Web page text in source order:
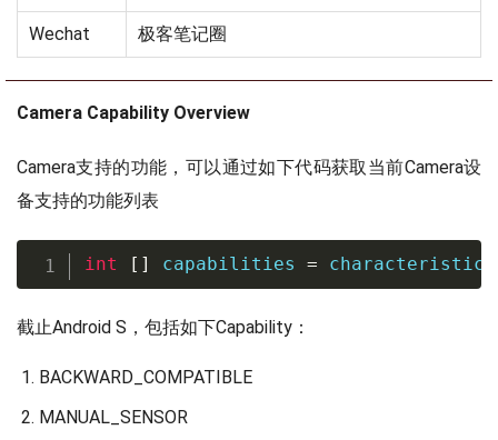
Wechat 极客笔记圈
Camera Capability Overview
Camera支持的功能，可以通过如下代码获取当前Camera设
备支持的功能列表
int [ ] capabilities = characteristics
截止Android S，包括如下Capability：
BACKWARD_COMPATIBLE
MANUAL_SENSOR